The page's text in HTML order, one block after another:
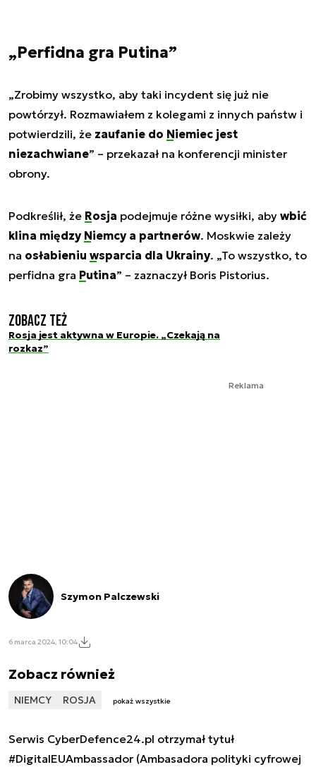
„Perfidna gra Putina”
„Zrobimy wszystko, aby taki incydent się już nie
powtórzył. Rozmawiałem z kolegami z innych państw i
potwierdzili, że zaufanie do Niemiec jest
niezachwiane” – przekazał na konferencji minister
obrony.
Podkreślił, że Rosja podejmuje różne wysiłki, aby wbić
klina między Niemcya partnerów. Moskwie zależy
na osłabieniu wsparcia dla Ukrainy. „To wszystko, to
perfidna gra Putina” – zaznaczył Boris Pistorius.
Zobacz też
Rosja jest aktywna w Europie. „Czekają na
rozkaz”
Reklama
Szymon Palczewski
6 marca 2024, 10:04
Zobacz również
NIEMCY ROSJA pokaż wszystkie
Serwis CyberDefence24.pl otrzymał tytuł
#DigitalEUAmbassador (Ambasadora polityki cyfrowej